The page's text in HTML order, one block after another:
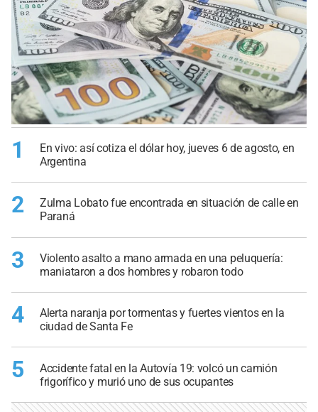
1
En vivo: así cotiza el dólar hoy, jueves 6 de agosto, en
Argentina
2
Zulma Lobato fue encontrada en situación de calle en
Paraná
3
Violento asalto a mano armada en una peluquería:
maniataron a dos hombres y robaron todo
4
Alerta naranja por tormentas y fuertes vientos en la
ciudad de Santa Fe
5
Accidente fatal en la Autovía 19: volcó un camión
frigorífico y murió uno de sus ocupantes